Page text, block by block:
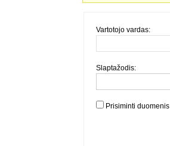
Vartotojo vardas:
Slaptažodis:
Prisiminti duomenis